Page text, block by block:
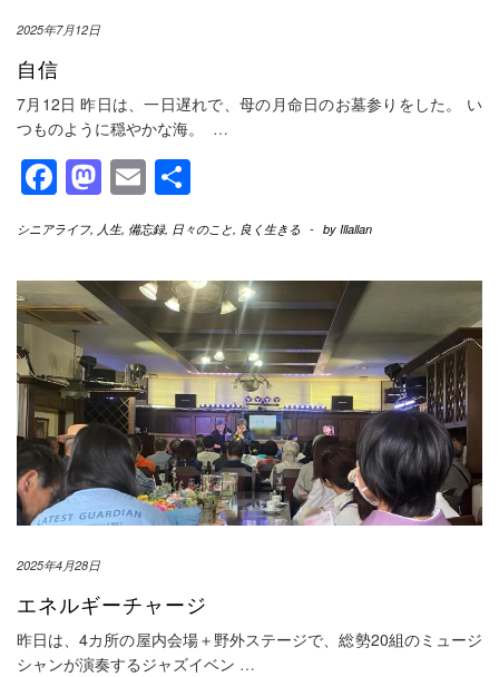
2025年7月12日
自信
7月12日 昨日は、一日遅れで、母の月命日のお墓参りをした。 い
つものように穏やかな海。 …
Facebook
Mastodon
Email
有
シニアライフ, 人生, 備忘録, 日々のこと, 良く生きる - by Illallan
2025年4月28日
エネルギーチャージ
昨日は、4カ所の屋内会場＋野外ステージで、総勢20組のミュージ
シャンが演奏するジャズイベン …